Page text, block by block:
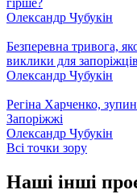
гірше?
Олександр Чубукін
Безперевна тривога,
виклики для запоріжців
Олександр Чубукін
Регіна Харченко,
Запоріжжі
Олександр Чубукін
Всі точки зору
Наші інші